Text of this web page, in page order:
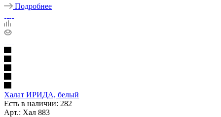
Подробнее
Халат ИРИДА, белый
Есть в наличии: 282
Арт.: Хал 883